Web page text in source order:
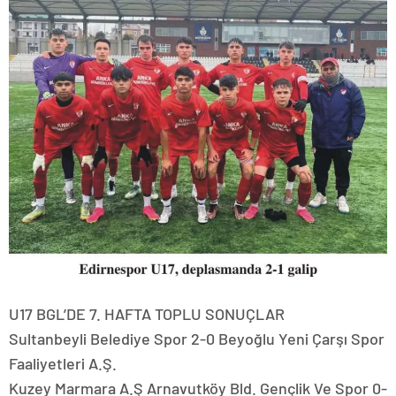
U17 BGL’DE 7. HAFTA TOPLU SONUÇLAR
Sultanbeyli Belediye Spor 2-0 Beyoğlu Yeni Çarşı Spor
Faaliyetleri A.Ş.
Kuzey Marmara A.Ş Arnavutköy Bld. Gençlik Ve Spor 0-